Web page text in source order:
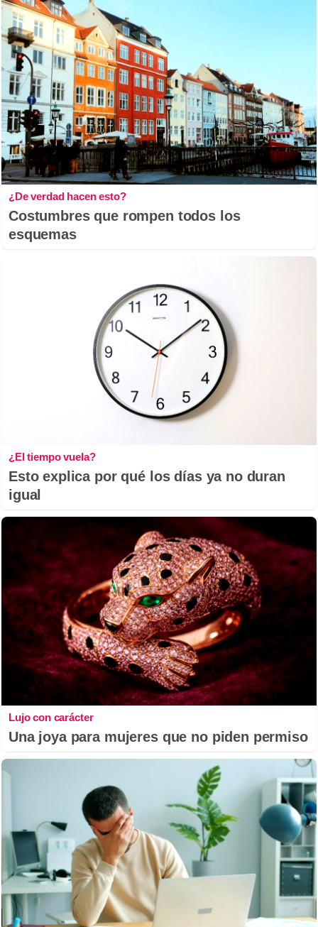
¿De verdad hacen esto?
Costumbres que rompen todos los
esquemas
¿El tiempo vuela?
Esto explica por qué los días ya no duran
igual
Lujo con carácter
Una joya para mujeres que no piden permiso